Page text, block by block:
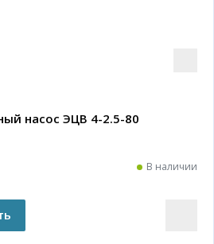
насос ЭЦВ 4-2.5-80
В наличии